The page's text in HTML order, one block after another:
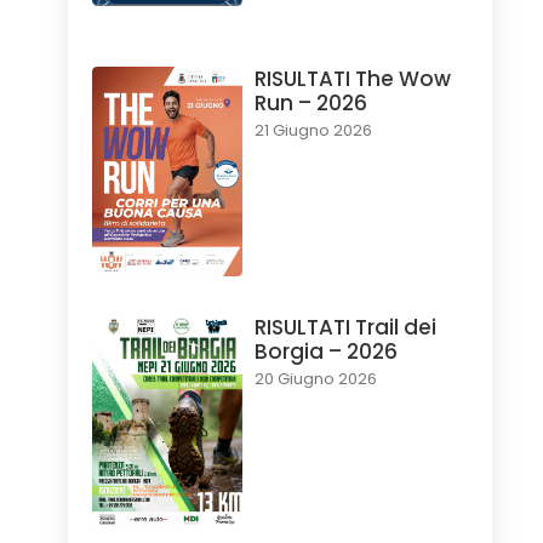
RISULTATI The Wow
Run – 2026
21 Giugno 2026
RISULTATI Trail dei
Borgia – 2026
20 Giugno 2026